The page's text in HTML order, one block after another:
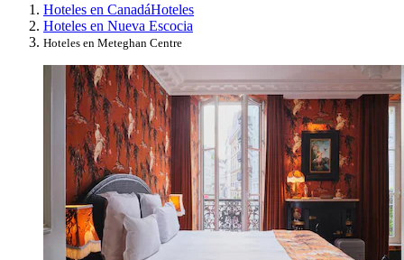
Hoteles en CanadáHoteles
Hoteles en Nueva Escocia
Hoteles en Meteghan Centre